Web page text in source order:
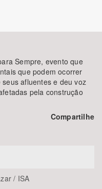
BUSCAR
Sempre, evento que
que podem ocorrer
afluentes e deu voz
pela construção
Compartilhe
/ ISA